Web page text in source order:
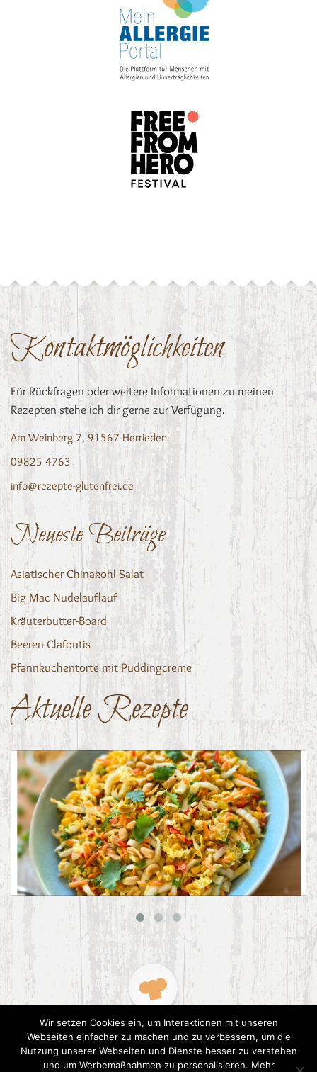
Kontaktmöglichkeiten
Für Rückfragen oder weitere Informationen zu meinen
Rezepten stehe ich dir gerne zur Verfügung.
Am Weinberg 7, 91567 Herrieden
09825 4763
info@rezepte-glutenfrei.de
Neueste Beiträge
Asiatischer Chinakohl-Salat
Big Mac Nudelauflauf
Kräuterbutter-Board
Beeren-Clafoutis
Pfannkuchentorte mit Puddingcreme
Aktuelle Rezepte
Asiatischer Chinakohl-Salat
Wir setzen Cookies ein, um Interaktionen mit unseren
Webseiten einfacher zu machen und zu verbessern, um die
Nutzung unserer Webseiten und Dienste besser zu verstehen
und um Werbemaßnahmen zu personalisieren. Mehr